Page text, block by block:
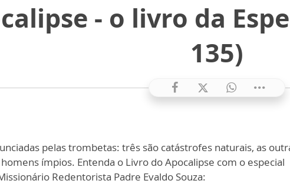
- o livro da
135)
pelas trombetas: três são catástrofes naturais, as
ímpios. Entenda o Livro do Apocalipse com o especial
Redentorista Padre Evaldo Souza: